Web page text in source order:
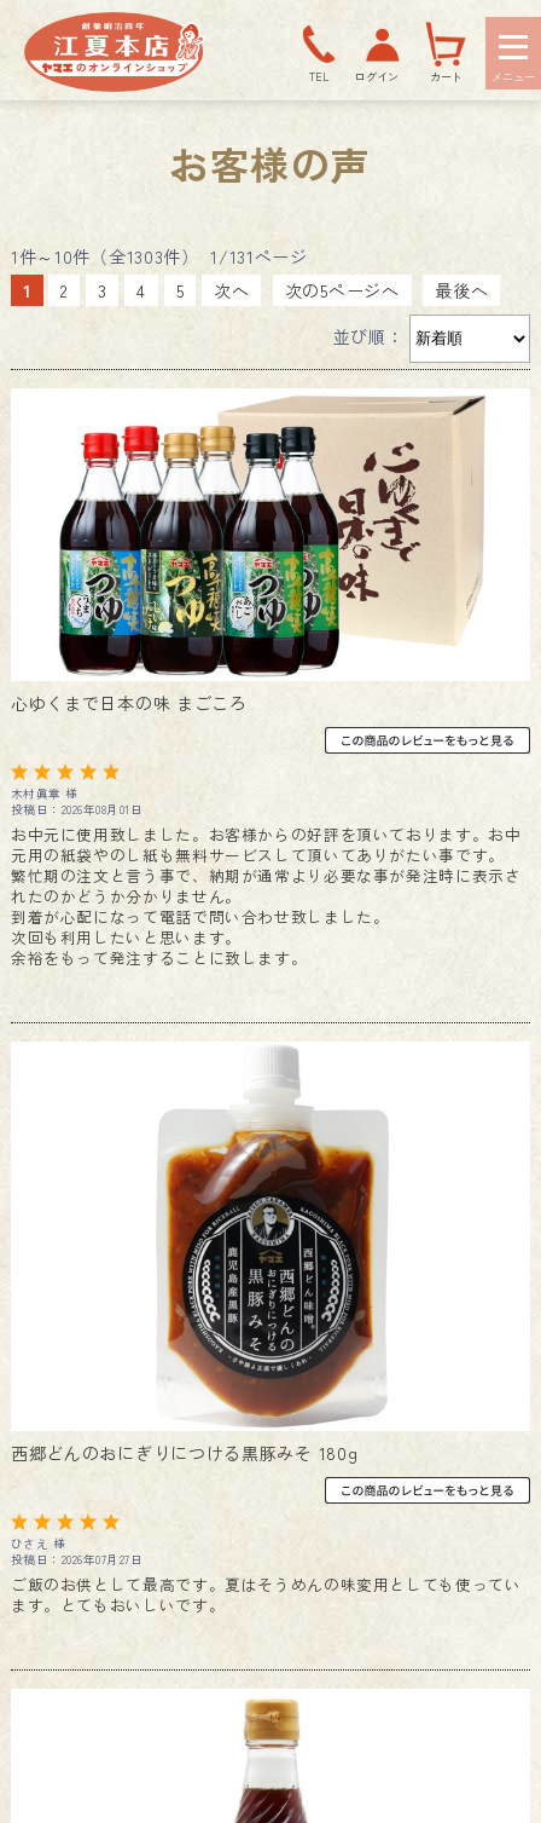
TEL ログイン カート
お客様の声
1件～10件（全1303件） 1/131ページ
1
2 3 4 5 次へ 次の5ページへ
最後へ
並び順：
心ゆくまで日本の味 まごころ
木村眞章 様
投稿日：2026年08月01日
お中元に使用致しました。お客様からの好評を頂いております。お中
元用の紙袋やのし紙も無料サービスして頂いてありがたい事です。
繁忙期の注文と言う事で、納期が通常より必要な事が発注時に表示さ
れたのかどうか分かりません。
到着が心配になって電話で問い合わせ致しました。
次回も利用したいと思います。
余裕をもって発注することに致します。
西郷どんのおにぎりにつける黒豚みそ 180g
ひさえ 様
投稿日：2026年07月27日
ご飯のお供として最高です。夏はそうめんの味変用としても使ってい
ます。とてもおいしいです。